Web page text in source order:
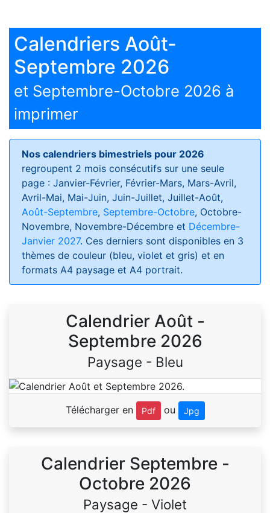
Calendriers Août-
Septembre 2026
et Septembre-Octobre 2026 à
imprimer
Nos calendriers bimestriels pour 2026
regroupent 2 mois consécutifs sur une seule
page : Janvier-Février, Février-Mars, Mars-Avril,
Avril-Mai, Mai-Juin, Juin-Juillet, Juillet-Août,
Août-Septembre, Septembre-Octobre, Octobre-
Novembre, Novembre-Décembre et Décembre-
Janvier 2027. Ces derniers sont disponibles en 3
thèmes de couleur (bleu, violet et gris) et en
formats A4 paysage et A4 portrait.
Calendrier Août -
Septembre 2026
Paysage - Bleu
Télécharger en Pdf ou Jpg
Calendrier Septembre -
Octobre 2026
Paysage - Violet